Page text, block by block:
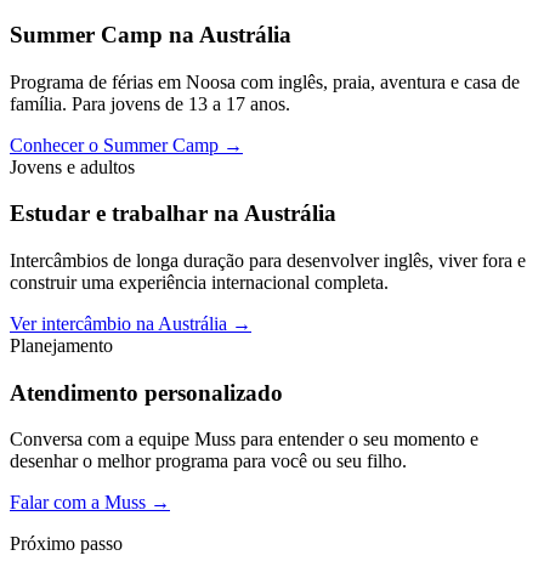
Summer Camp na Austrália
Programa de férias em Noosa com inglês, praia, aventura e casa de
família. Para jovens de 13 a 17 anos.
Conhecer o Summer Camp →
Jovens e adultos
Estudar e trabalhar na Austrália
Intercâmbios de longa duração para desenvolver inglês, viver fora e
construir uma experiência internacional completa.
Ver intercâmbio na Austrália →
Planejamento
Atendimento personalizado
Conversa com a equipe Muss para entender o seu momento e
desenhar o melhor programa para você ou seu filho.
Falar com a Muss →
Próximo passo